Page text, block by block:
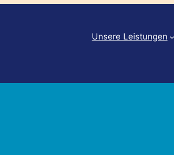
Unsere Leistungen